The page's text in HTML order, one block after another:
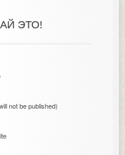
ЭТО!
not be published)